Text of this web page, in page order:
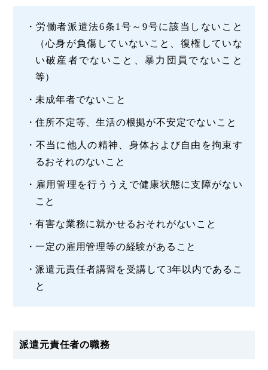
・労働者派遣法6条1号～9号に該当しないこと
（心身が負傷していないこと、復権していな
い破産者でないこと、暴力団員でないこと
等）
・未成年者でないこと
・住所不定等、生活の根拠が不安定でないこと
・不当に他人の精神、身体および自由を拘束す
るおそれのないこと
・雇用管理を行ううえで健康状態に支障がない
こと
・有害な業務に就かせるおそれがないこと
・一定の雇用管理等の経験があること
・派遣元責任者講習を受講して3年以内であるこ
と
派遣元責任者の職務